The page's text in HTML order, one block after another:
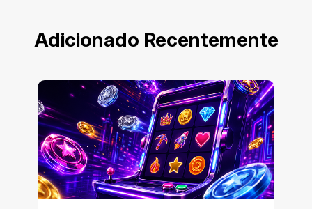
Adicionado Recentemente